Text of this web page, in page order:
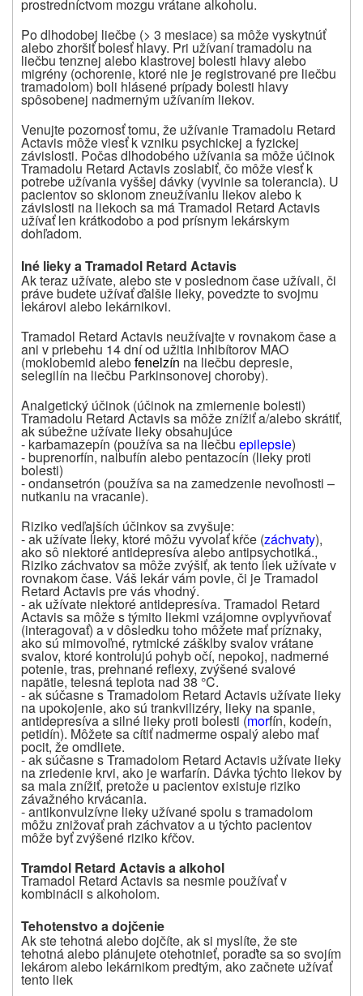
prostredníctvom mozgu vrátane alkoholu.
Po dlhodobej liečbe (> 3 mesiace) sa môže vyskytnúť
alebo zhoršiť bolesť hlavy. Pri užívaní tramadolu na
liečbu tenznej alebo klastrovej bolesti hlavy alebo
migrény (ochorenie, ktoré nie je registrované pre liečbu
tramadolom) boli hlásené prípady bolesti hlavy
spôsobenej nadmerným užívaním liekov.
Venujte pozornosť tomu, že užívanie Tramadolu Retard
Actavis môže viesť k vzniku psychickej a fyzickej
závislosti. Počas dlhodobého užívania sa môže účinok
Tramadolu Retard Actavis zoslabiť, čo môže viesť k
potrebe užívania vyššej dávky (vyvinie sa tolerancia). U
pacientov so sklonom zneužívaniu liekov alebo k
závislosti na liekoch sa má Tramadol Retard Actavis
užívať len krátkodobo a pod prísnym lekárskym
dohľadom.
Iné lieky a Tramadol Retard Actavis
Ak teraz užívate, alebo ste v poslednom čase užívali, či
práve budete užívať ďalšie lieky, povedzte to svojmu
lekárovi alebo lekárnikovi.
Tramadol Retard Actavis neužívajte v rovnakom čase a
ani v priebehu 14 dní od užitia inhibítorov MAO
(moklobemid alebofenelzín na liečbu depresie,
selegilín na liečbu Parkinsonovej choroby).
Analgetický účinok (účinok na zmiernenie bolesti)
Tramadolu Retard Actavis sa môže znížiť a/alebo skrátiť,
ak súbežne užívate lieky obsahujúce
- karbamazepín (používa sa na liečbu epilepsie)
- buprenorfín, nalbufín alebo pentazocín (lieky proti
bolesti)
- ondansetrón (používa sa na zamedzenie nevoľnosti –
nutkaniu na vracanie).
Riziko vedľajších účinkov sa zvyšuje:
- ak užívate lieky, ktoré môžu vyvolať kŕče (záchvaty),
ako sô niektoré antidepresíva alebo antipsychotiká.,
Riziko záchvatov sa môže zvýšiť, ak tento liek užívate v
rovnakom čase. Váš lekár vám povie, či je Tramadol
Retard Actavis pre vás vhodný.
- ak užívate niektoré antidepresíva. Tramadol Retard
Actavis sa môže s týmito liekmi vzájomne ovplyvňovať
(interagovať) a v dôsledku toho môžete mať príznaky,
ako sú mimovoľné, rytmické zášklby svalov vrátane
svalov, ktoré kontrolujú pohyb očí, nepokoj, nadmerné
potenie, tras, prehnané reflexy, zvýšené svalové
napätie, telesná teplota nad 38 °C.
- ak súčasne s Tramadolom Retard Actavis užívate lieky
na upokojenie, ako sú trankvilizéry, lieky na spanie,
antidepresíva a silné lieky proti bolesti (morfín, kodeín,
petidín). Môžete sa cítiť nadmerme ospalý alebo mať
pocit, že omdliete.
- ak súčasne s Tramadolom Retard Actavis užívate lieky
na zriedenie krvi, ako je warfarín. Dávka týchto liekov by
sa mala znížiť, pretože u pacientov existuje riziko
závažného krvácania.
- antikonvulzívne lieky užívané spolu s tramadolom
môžu znižovať prah záchvatov a u týchto pacientov
môže byť zvýšené riziko kŕčov.
Tramdol Retard Actavis a alkohol
Tramadol Retard Actavis sa nesmie používať v
kombinácii s alkoholom.
Tehotenstvo a dojčenie
Ak ste tehotná alebo dojčíte, ak si myslíte, že ste
tehotná alebo plánujete otehotnieť, poraďte sa so svojím
lekárom alebo lekárnikom predtým, ako začnete užívať
tento liek